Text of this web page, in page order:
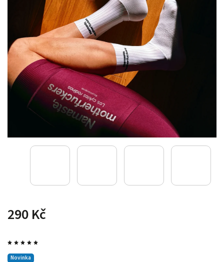
290 Kč
Novinka